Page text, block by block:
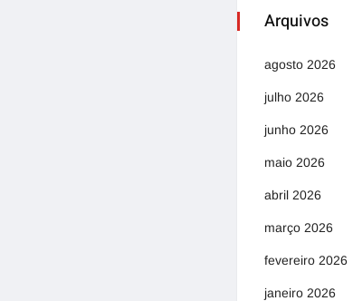
Arquivos
agosto 2026
julho 2026
junho 2026
maio 2026
abril 2026
março 2026
fevereiro 2026
janeiro 2026